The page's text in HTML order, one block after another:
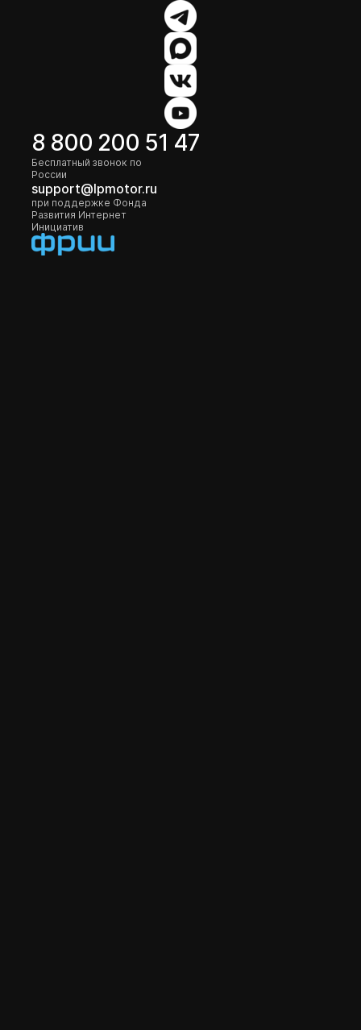
8 800 200 51 47
Бесплатный звонок по
России
support@lpmotor.ru
при поддержке Фонда
Развития Интернет
Инициатив